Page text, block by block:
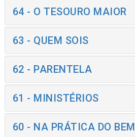
64 - O TESOURO MAIOR
63 - QUEM SOIS
62 - PARENTELA
61 - MINISTÉRIOS
60 - NA PRÁTICA DO BEM